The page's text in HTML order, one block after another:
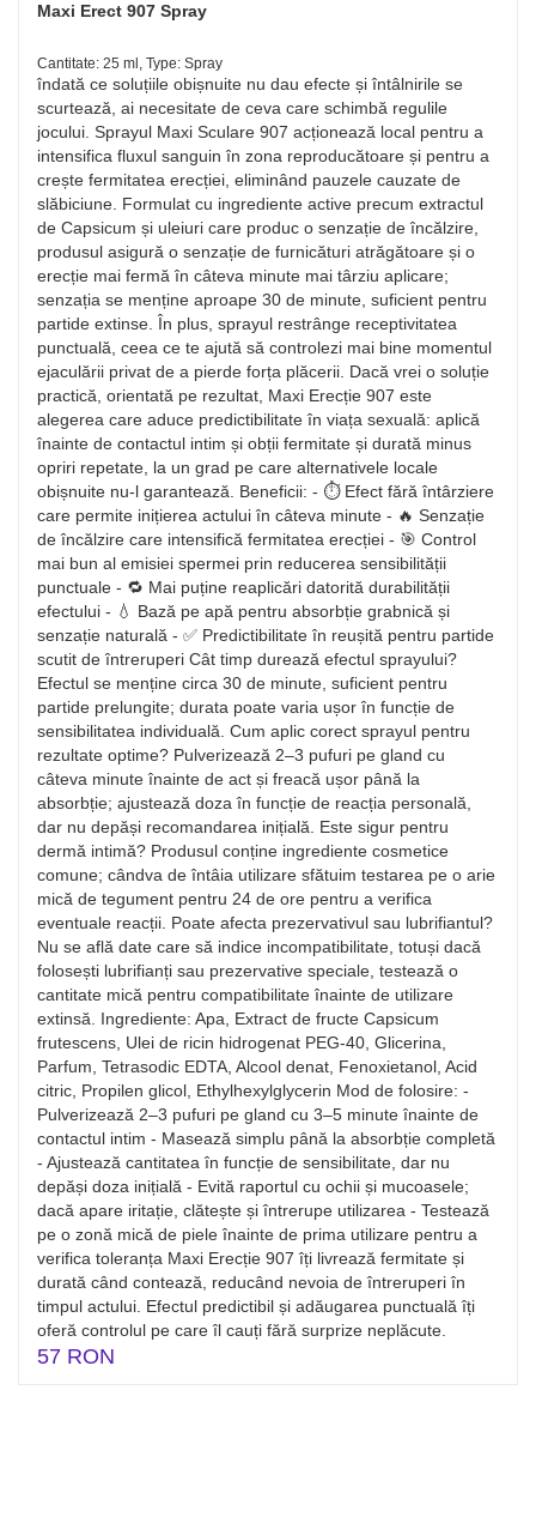
Maxi Erect 907 Spray
Cantitate: 25 ml, Type: Spray
îndată ce soluțiile obișnuite nu dau efecte și întâlnirile se
scurtează, ai necesitate de ceva care schimbă regulile
jocului. Sprayul Maxi Sculare 907 acționează local pentru a
intensifica fluxul sanguin în zona reproducătoare și pentru a
crește fermitatea erecției, eliminând pauzele cauzate de
slăbiciune. Formulat cu ingrediente active precum extractul
de Capsicum și uleiuri care produc o senzație de încălzire,
produsul asigură o senzație de furnicături atrăgătoare și o
erecție mai fermă în câteva minute mai târziu aplicare;
senzația se menține aproape 30 de minute, suficient pentru
partide extinse. În plus, sprayul restrânge receptivitatea
punctuală, ceea ce te ajută să controlezi mai bine momentul
ejaculării privat de a pierde forța plăcerii. Dacă vrei o soluție
practică, orientată pe rezultat, Maxi Erecție 907 este
alegerea care aduce predictibilitate în viața sexuală: aplică
înainte de contactul intim și obții fermitate și durată minus
opriri repetate, la un grad pe care alternativele locale
obișnuite nu-l garantează. Beneficii: - ⏱️ Efect fără întârziere
care permite inițierea actului în câteva minute - 🔥 Senzație
de încălzire care intensifică fermitatea erecției - 🎯 Control
mai bun al emisiei spermei prin reducerea sensibilității
punctuale - 🔁 Mai puține reaplicări datorită durabilității
efectului - 💧 Bază pe apă pentru absorbție grabnică și
senzație naturală - ✅ Predictibilitate în reușită pentru partide
scutit de întreruperi Cât timp durează efectul sprayului?
Efectul se menține circa 30 de minute, suficient pentru
partide prelungite; durata poate varia ușor în funcție de
sensibilitatea individuală. Cum aplic corect sprayul pentru
rezultate optime? Pulverizează 2–3 pufuri pe gland cu
câteva minute înainte de act și freacă ușor până la
absorbție; ajustează doza în funcție de reacția personală,
dar nu depăși recomandarea inițială. Este sigur pentru
dermă intimă? Produsul conține ingrediente cosmetice
comune; cândva de întâia utilizare sfătuim testarea pe o arie
mică de tegument pentru 24 de ore pentru a verifica
eventuale reacții. Poate afecta prezervativul sau lubrifiantul?
Nu se află date care să indice incompatibilitate, totuși dacă
folosești lubrifianți sau prezervative speciale, testează o
cantitate mică pentru compatibilitate înainte de utilizare
extinsă. Ingrediente: Apa, Extract de fructe Capsicum
frutescens, Ulei de ricin hidrogenat PEG-40, Glicerina,
Parfum, Tetrasodic EDTA, Alcool denat, Fenoxietanol, Acid
citric, Propilen glicol, Ethylhexylglycerin Mod de folosire: -
Pulverizează 2–3 pufuri pe gland cu 3–5 minute înainte de
contactul intim - Masează simplu până la absorbție completă
- Ajustează cantitatea în funcție de sensibilitate, dar nu
depăși doza inițială - Evită raportul cu ochii și mucoasele;
dacă apare iritație, clătește și întrerupe utilizarea - Testează
pe o zonă mică de piele înainte de prima utilizare pentru a
verifica toleranța Maxi Erecție 907 îți livrează fermitate și
durată când contează, reducând nevoia de întreruperi în
timpul actului. Efectul predictibil și adăugarea punctuală îți
oferă controlul pe care îl cauți fără surprize neplăcute.
57 RON